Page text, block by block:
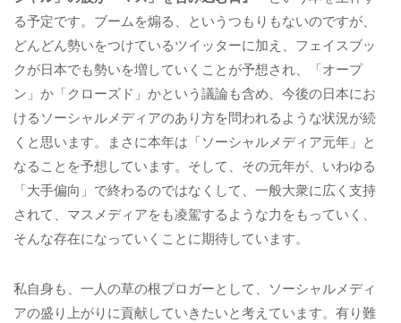
る予定です。ブームを煽る、というつもりもないのですが、
どんどん勢いをつけているツイッターに加え、フェイスブッ
クが日本でも勢いを増していくことが予想され、「オープ
ン」か「クローズド」かという議論も含め、今後の日本にお
けるソーシャルメディアのあり方を問われるような状況が続
くと思います。まさに本年は「ソーシャルメディア元年」と
なることを予想しています。そして、その元年が、いわゆる
「大手偏向」で終わるのではなくして、一般大衆に広く支持
されて、マスメディアをも凌駕するような力をもっていく、
そんな存在になっていくことに期待しています。
私自身も、一人の草の根ブロガーとして、ソーシャルメディ
アの盛り上がりに貢献していきたいと考えています。有り難